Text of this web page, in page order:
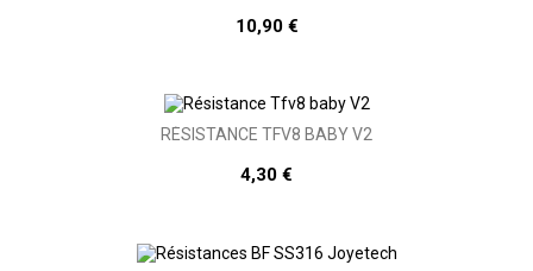
10,90 €
RÉSISTANCE TFV8 BABY V2
4,30 €